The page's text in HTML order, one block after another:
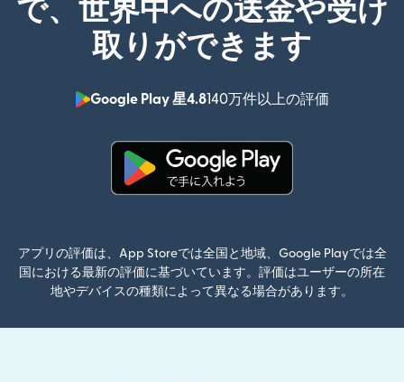
で、世界中への送金や受け
取りができます
Google Play 星4.8140万件以上の評価
（別ウィン
アプリの評価は、App Storeでは全国と地域、Google Playでは全
国における最新の評価に基づいています。評価はユーザーの所在
地やデバイスの種類によって異なる場合があります。